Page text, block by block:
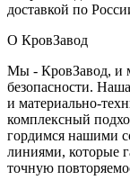
доставкой по
О КровЗавод
Мы - КровЗавод, и
безопасности.
и материально-
комплексный
гордимся нашими
линиями, которые
точную